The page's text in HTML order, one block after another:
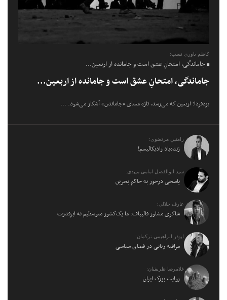
کاظم یاوری نسب:
جاماندگی، امتحانِ عشق است و جامانده از اربعین...
جاماندگی، امتحانِ عشق است و جامانده از اربعین...
یزدفردا؛ اربعین که می‌رسد، تازه معنای «جاماندن» آشکار می‌شود. ...
رامتین مرتضوی:
زنده‌باد رادیکالیسم!
سید ابوالفضل امامی میبدی:
پاسخی درخور به حاکم بحرین
عارف جلالی:
شاکری مشاور قالیباف: ما یک‌کشور متوسطیم نه ابرقدرت
ابوذر ابراهیمی ترکمان:
مراقبه زبانی در فضای سیاسی
غلامرضا ظریفیان:
روایت بزرگ ایران